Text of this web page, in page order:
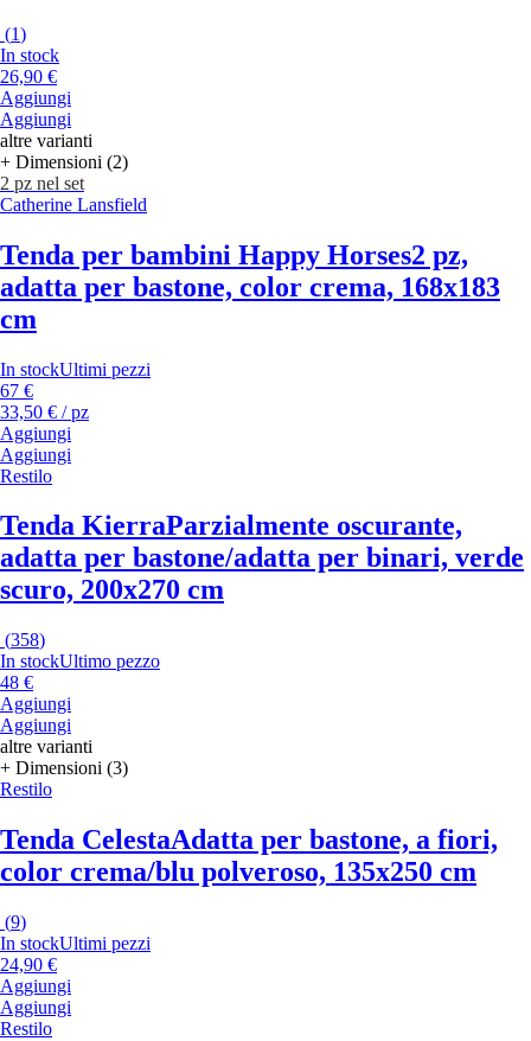
(1)
In stock
26,90 €
Aggiungi
Aggiungi
altre varianti
+ Dimensioni (2)
2 pz nel set
Catherine Lansfield
Tenda per bambini Happy Horses2 pz,
adatta per bastone, color crema, 168x183
cm
In stockUltimi pezzi
67 €
33,50 € / pz
Aggiungi
Aggiungi
Restilo
Tenda KierraParzialmente oscurante,
adatta per bastone/adatta per binari, verde
scuro, 200x270 cm
(358)
In stockUltimo pezzo
48 €
Aggiungi
Aggiungi
altre varianti
+ Dimensioni (3)
Restilo
Tenda CelestaAdatta per bastone, a fiori,
color crema/blu polveroso, 135x250 cm
(9)
In stockUltimi pezzi
24,90 €
Aggiungi
Aggiungi
Restilo